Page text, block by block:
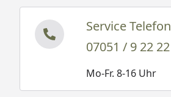
Service Telefon
07051 / 9 22 22
Mo-Fr. 8-16 Uhr